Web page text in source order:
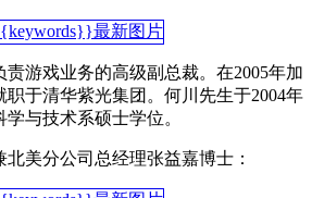
游戏业务的高级副总裁。在2005年加
职于清华紫光集团。何川先生于2004年
与技术系硕士学位。
美分公司总经理张益嘉博士：